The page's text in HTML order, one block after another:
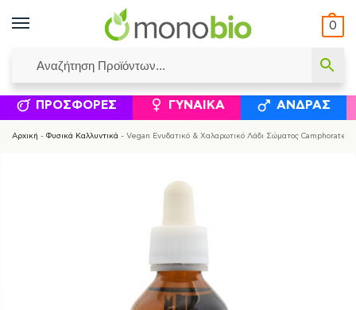
0
ΙΣΟΛΟΓΙΣΜΟΊ ΕΛΕΆΝΝΑ ΧΡΙΣΤΙΝΆΚΗ ΕΠΙΚΟΙΝΩΝΊΑ
ΣΥΜΠΛΗΡΏΜΑΤΑ ΔΙΑΤΡΟΦΉΣ ΦΥΣΙΚΆ
ΠΡΟΣΦΟΡΈΣ ΓΥΝΑΊΚΑ ΆΝΔΡΑΣ
Αρχική - Φυσικά Καλλυντικά - Vegan Ενυδατικό & Χαλαρωτικό Λάδι Σώματος Camphorated